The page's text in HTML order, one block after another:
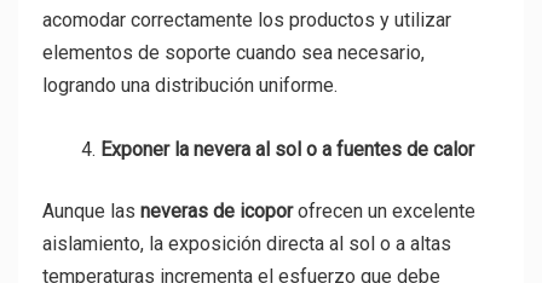
acomodar correctamente los productos y utilizar
elementos de soporte cuando sea necesario,
logrando una distribución uniforme.
Exponer la nevera al sol o a fuentes de calor
Aunque las neveras de icoporofrecen un excelente
aislamiento, la exposición directa al sol o a altas
temperaturas incrementa el esfuerzo que debe